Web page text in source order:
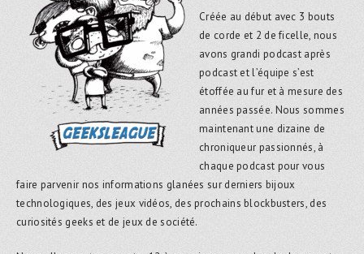
Créée au début avec 3 bouts
de corde et 2 de ficelle, nous
avons grandi podcast après
podcast et l’équipe s’est
étoffée au fur et à mesure des
années passée. Nous sommes
maintenant une dizaine de
chroniqueur passionnés, à
chaque podcast pour vous
faire parvenir nos informations glanées sur derniers bijoux
technologiques, des jeux vidéos, des prochains blockbusters, des
curiosités geeks et de jeux de société.